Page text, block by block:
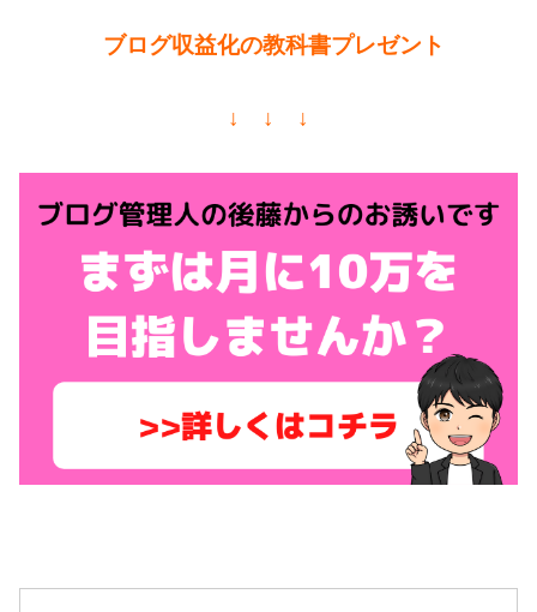
ブログ収益化の教科書プレゼント
↓ ↓ ↓